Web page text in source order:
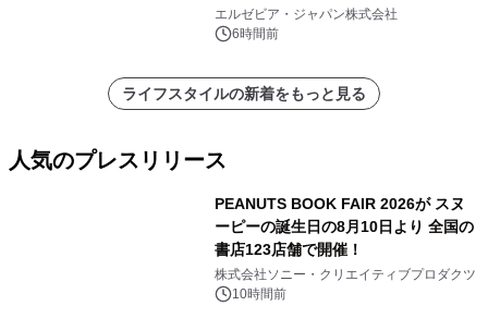
エルゼビア・ジャパン株式会社
6時間前
ライフスタイルの新着をもっと見る
人気のプレスリリース
PEANUTS BOOK FAIR 2026が スヌ
ーピーの誕生日の8月10日より 全国の
書店123店舗で開催！
株式会社ソニー・クリエイティブプロダクツ
10時間前